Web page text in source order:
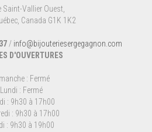
Saint-Vallier Ouest,
Canada G1K 1K2
/ info@bijouteriesergegagnon.com
D'OUVERTURES
: Fermé
Lundi : Fermé
: 9h30 à 17h00
: 9h30 à 17h00
: 9h30 à 19h00